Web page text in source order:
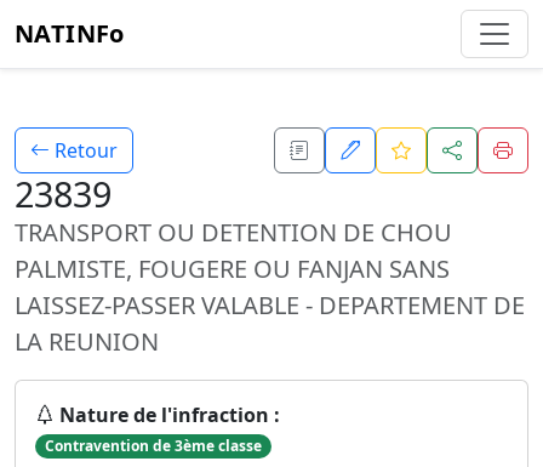
NATINFo
Retour
23839
TRANSPORT OU DETENTION DE CHOU
PALMISTE, FOUGERE OU FANJAN SANS
LAISSEZ-PASSER VALABLE - DEPARTEMENT DE
LA REUNION
Nature de l'infraction :
Contravention de 3ème classe